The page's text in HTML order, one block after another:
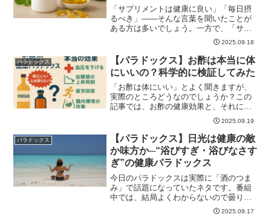
「サプリメントは健康に良い」「毎日摂
るべき」——そんな言葉を聞いたことが
ある方は多いでしょう。一方で、「サプ
2025.09.18
パラドックス
【パラドックス】お酢は本当に体
にいいの？科学的に検証してみた
「お酢は体にいい」とよく聞きますが、
実際のところどうなのでしょうか？この
記事では、お酢の健康効果と、それにま
2025.09.19
パラドックス
【パラドックス】日光は健康の敵
か味方か─“浴びすぎ・浴びなさす
ぎ”の健康パラドックス
今日のパラドックスは実際に「酒のつま
み」で話題になっていたネタです。番組
中では、結局よくわからないので曇りの
2025.09.17